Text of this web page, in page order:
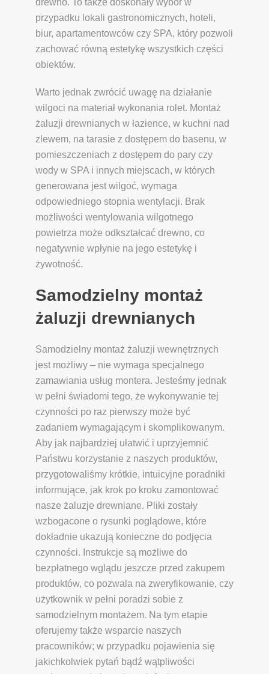
przypadku lokali gastronomicznych, hoteli,
biur, apartamentowców czy SPA, który pozwoli
zachować równą estetykę wszystkich części
obiektów.
Warto jednak zwrócić uwagę na działanie
wilgoci na materiał wykonania rolet. Montaż
żaluzji drewnianych w łazience, w kuchni nad
zlewem, na tarasie z dostępem do basenu, w
pomieszczeniach z dostępem do pary czy
wody w SPA i innych miejscach, w których
generowana jest wilgoć, wymaga
odpowiedniego stopnia wentylacji. Brak
możliwości wentylowania wilgotnego
powietrza może odkształcać drewno, co
negatywnie wpłynie na jego estetykę i
żywotność.
Samodzielny montaż
żaluzji drewnianych
Samodzielny montaż żaluzji wewnętrznych
jest możliwy – nie wymaga specjalnego
zamawiania usług montera. Jesteśmy jednak
w pełni świadomi tego, że wykonywanie tej
czynności po raz pierwszy może być
zadaniem wymagającym i skomplikowanym.
Aby jak najbardziej ułatwić i uprzyjemnić
Państwu korzystanie z naszych produktów,
przygotowaliśmy krótkie, intuicyjne poradniki
informujące, jak krok po kroku zamontować
nasze żaluzje drewniane. Pliki zostały
wzbogacone o rysunki poglądowe, które
dokładnie ukazują konieczne do podjęcia
czynności. Instrukcje są możliwe do
bezpłatnego wglądu jeszcze przed zakupem
produktów, co pozwala na zweryfikowanie, czy
użytkownik w pełni poradzi sobie z
samodzielnym montażem. Na tym etapie
oferujemy także wsparcie naszych
pracowników; w przypadku pojawienia się
jakichkolwiek pytań bądź wątpliwości